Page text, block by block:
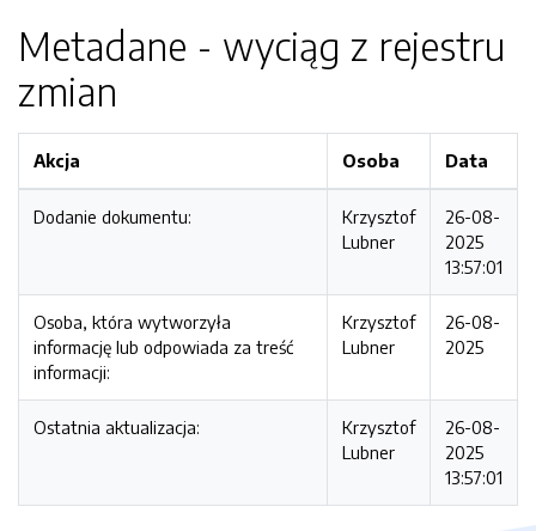
Metadane - wyciąg z rejestru
zmian
Akcja Osoba Data
Dodanie dokumentu:
Krzysztof
Lubner
26-08-
2025
13:57:01
Osoba, która wytworzyła
informację lub odpowiada za treść
informacji:
Krzysztof
Lubner
26-08-
2025
Ostatnia aktualizacja:
Krzysztof
Lubner
26-08-
2025
13:57:01